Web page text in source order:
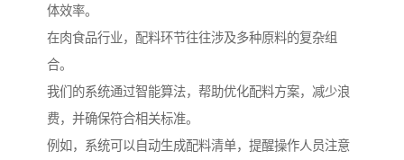
体效率。
在肉食品行业，配料环节往往涉及多种原料的复杂组
合。
我们的系统通过智能算法，帮助优化配料方案，减少浪
费，并确保符合相关标准。
例如，系统可以自动生成配料清单，提醒操作人员注意